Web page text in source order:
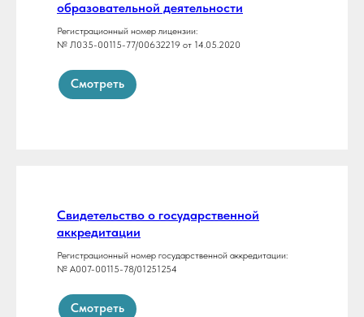
образовательной деятельности
Регистрационный номер лицензии:
№ Л035-00115-77/00632219 от 14.05.2020
Смотреть
Свидетельство о государственной
аккредитации
Регистрационный номер государственной аккредитации:
№ А007-00115-78/01251254
Смотреть